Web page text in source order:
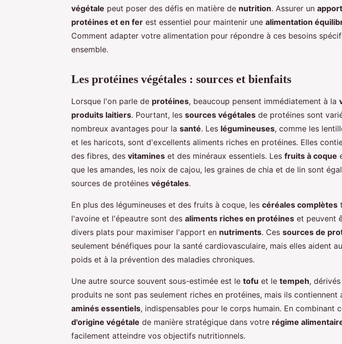
végétale peut poser des défis en matière de nutrition. Assurer un
protéines et en fer est essentiel pour maintenir une alimentation
Comment adapter votre alimentation pour répondre à ces besoins
ensemble.
Les protéines végétales : sources et bienfaits
Lorsque l'on parle de protéines, beaucoup pensent immédiatement à la
produits laitiers. Pourtant, les sources végétales de protéines sont
nombreux avantages pour la santé. Les légumineuses, comme les
et les haricots, sont d'excellents aliments riches en protéines. Elles
des fibres, des vitamines et des minéraux essentiels. Les fruits à coque
que les amandes, les noix de cajou, les graines de chia et de lin sont
sources de protéines végétales.
En plus des légumineuses et des fruits à coque, les céréales complètes
l'avoine et l'épeautre sont des aliments riches en protéines et peuvent
divers plats pour maximiser l'apport en nutriments. Ces sources de
seulement bénéfiques pour la santé cardiovasculaire, mais elles aident
poids et à la prévention des maladies chroniques.
Une autre source souvent sous-estimée est le tofu et le tempeh,
produits ne sont pas seulement riches en protéines, mais ils contiennent
aminés essentiels, indispensables pour le corps humain. En combinant
d'origine végétale de manière stratégique dans votre régime
facilement atteindre vos objectifs nutritionnels.